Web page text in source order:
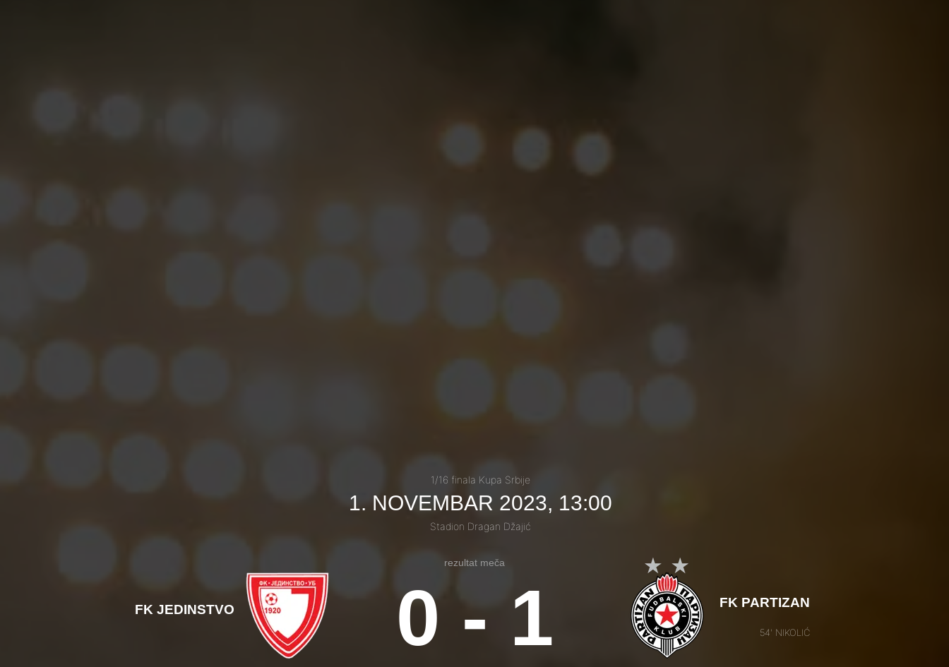
1/16 finala Kupa Srbije
1. NOVEMBAR 2023, 13:00
Stadion Dragan Džajić
FK JEDINSTVO
rezultat meča
0 - 1 FK PARTIZAN
54' NIKOLIĆ